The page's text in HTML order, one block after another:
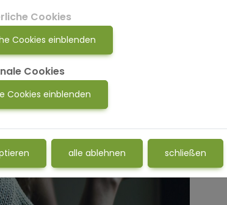
Cookies
Cookies einblenden
Cookies
Cookies einblenden
alle ablehnen schließen